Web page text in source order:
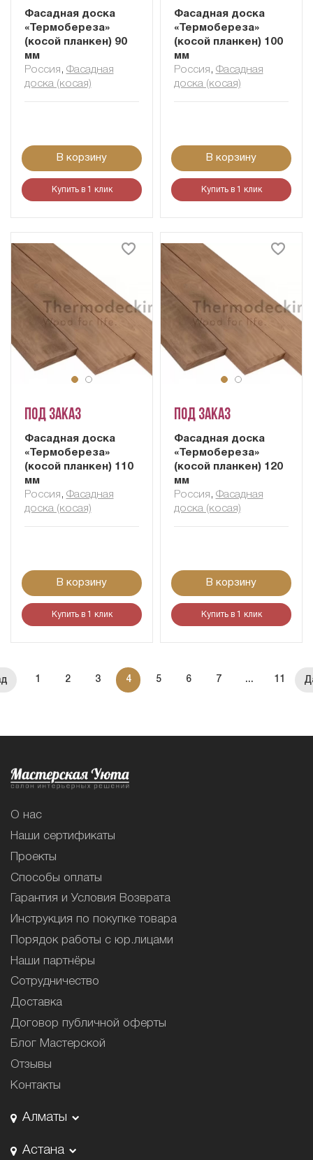
Фасадная доска
«Термобереза»
(косой планкен) 90
мм
Россия , Фасадная
доска (косая)
В корзину
Купить в 1 клик
Фасадная доска
«Термобереза»
(косой планкен) 100
мм
Россия , Фасадная
доска (косая)
В корзину
Купить в 1 клик
Под заказ
Фасадная доска
«Термобереза»
(косой планкен) 110
мм
Россия , Фасадная
доска (косая)
В корзину
Купить в 1 клик
Под заказ
Фасадная доска
«Термобереза»
(косой планкен) 120
мм
Россия , Фасадная
доска (косая)
В корзину
Купить в 1 клик
1 2 3 4 5 6 7 ... 11
О нас
Наши сертификаты
Проекты
Способы оплаты
Гарантия и Условия Возврата
Инструкция по покупке товара
Порядок работы с юр.лицами
Наши партнёры
Сотрудничество
Доставка
Договор публичной оферты
Блог Мастерской
Отзывы
Контакты
Алматы
Астана